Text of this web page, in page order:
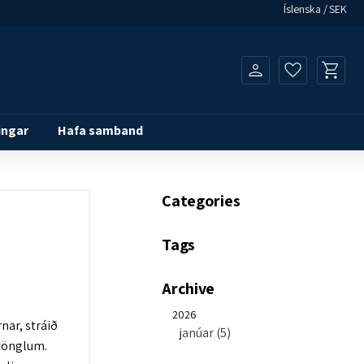
Hafa samband
Íslenska SEK
stráið
Categories
Tags
Archive
2026
janúar (5)